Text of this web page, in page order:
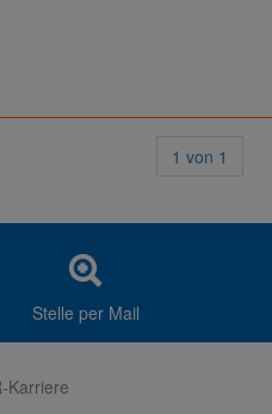
1 von 1
Stelle per Mail
Karriere